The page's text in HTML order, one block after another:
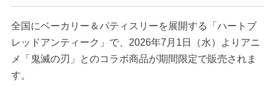
全国にベーカリー＆パティスリーを展開する「ハートブ
レッドアンティーク」で、2026年7月1日（水）よりアニ
メ「鬼滅の刃」とのコラボ商品が期間限定で販売されま
す。